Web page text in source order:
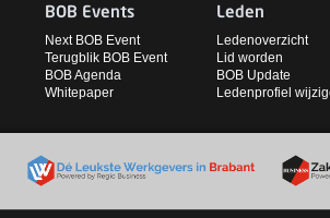
BOB Events
Next BOB Event
Terugblik BOB Event
BOB Agenda
Whitepaper
Leden
Ledenoverzicht
Lid worden
BOB Update
Ledenprofiel